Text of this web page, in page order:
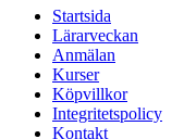
Startsida
Lärarveckan
Anmälan
Kurser
Köpvillkor
Integritetspolicy
Kontakt